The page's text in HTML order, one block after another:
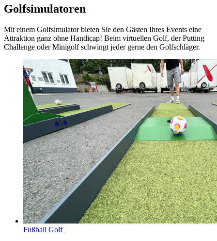
Golfsimulatoren
Mit einem Golfsimulator bieten Sie den Gästen Ihres Events eine
Attraktion ganz ohne Handicap! Beim virtuellen Golf, der Putting
Challenge oder Minigolf schwingt jeder gerne den Golfschläger.
Fußball Golf